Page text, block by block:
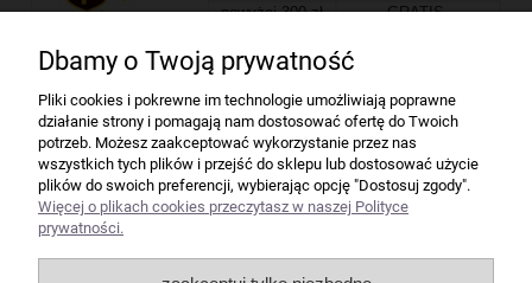
powyżej 300 zł
GRATIS
Firma
Bindownice wg producentów
Niszczarki wg producentów
Dbamy o Twoją prywatność
Pliki cookies i pokrewne im technologie umożliwiają poprawne
działanie strony i pomagają nam dostosować ofertę do Twoich
potrzeb. Możesz zaakceptować wykorzystanie przez nas
wszystkich tych plików i przejść do sklepu lub dostosować użycie
plików do swoich preferencji, wybierając opcję "Dostosuj zgody".
Więcej o plikach cookies przeczytasz w naszej Polityce
prywatności.